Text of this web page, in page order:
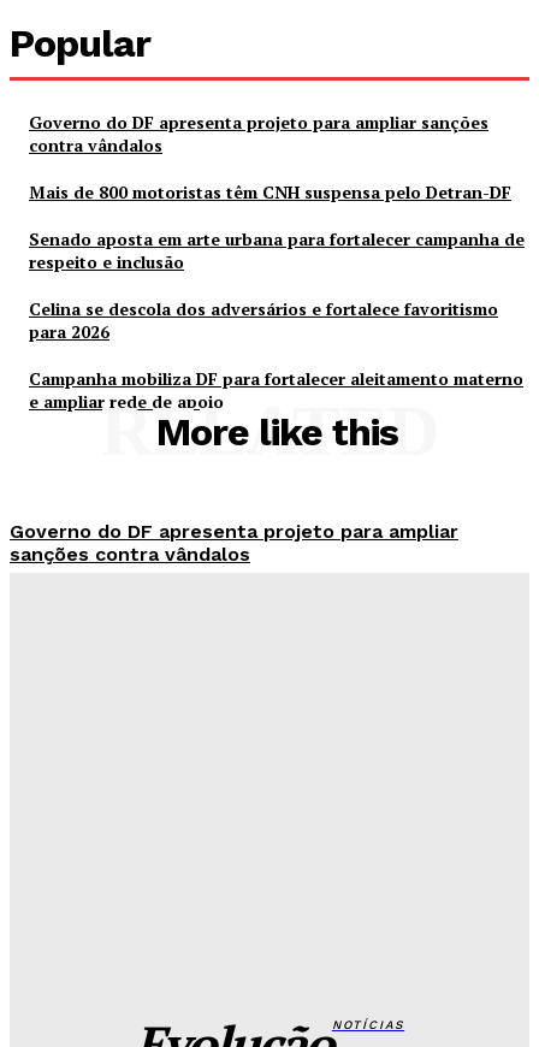
Popular
Governo do DF apresenta projeto para ampliar sanções
contra vândalos
Mais de 800 motoristas têm CNH suspensa pelo Detran-DF
Senado aposta em arte urbana para fortalecer campanha de
respeito e inclusão
Celina se descola dos adversários e fortalece favoritismo
para 2026
Campanha mobiliza DF para fortalecer aleitamento materno
e ampliar rede de apoio
More like this
RELATED
Governo do DF apresenta projeto para ampliar
sanções contra vândalos
NOTÍCIAS